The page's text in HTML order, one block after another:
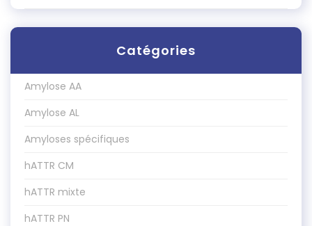
Catégories
Amylose AA
Amylose AL
Amyloses spécifiques
hATTR CM
hATTR mixte
hATTR PN